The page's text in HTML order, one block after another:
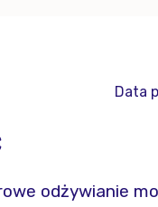
Data
odżywianie